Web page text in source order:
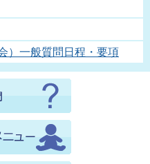
）一般質問日程・要項